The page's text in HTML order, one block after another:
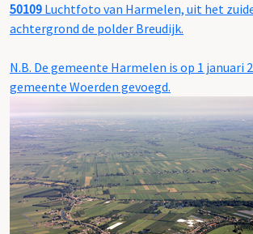
50109 Luchtfoto van Harmelen, uit het
achtergrond de polder Breudijk.
N.B. De gemeente Harmelen is op 1 januari
gemeente Woerden gevoegd.